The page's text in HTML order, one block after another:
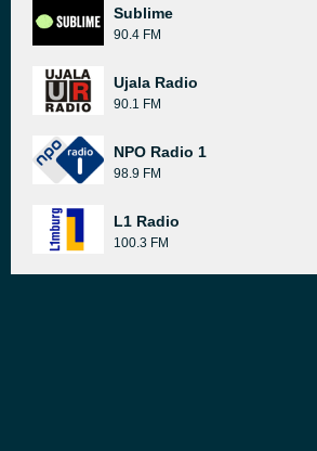
Sublime
90.4 FM
Ujala Radio
90.1 FM
NPO Radio 1
98.9 FM
L1 Radio
100.3 FM